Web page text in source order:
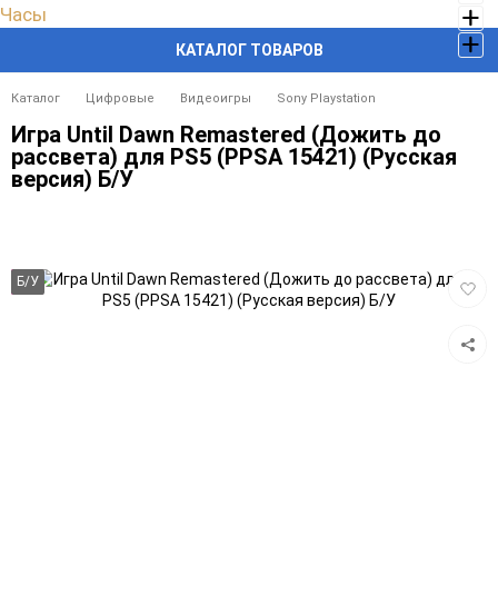
КАТАЛОГ ТОВАРОВ
Часы
Каталог Цифровые Видеоигры Sony Playstation
Игра Until Dawn Remastered (Дожить до
рассвета) для PS5 (PPSA 15421) (Русская
версия) Б/У
Б/У